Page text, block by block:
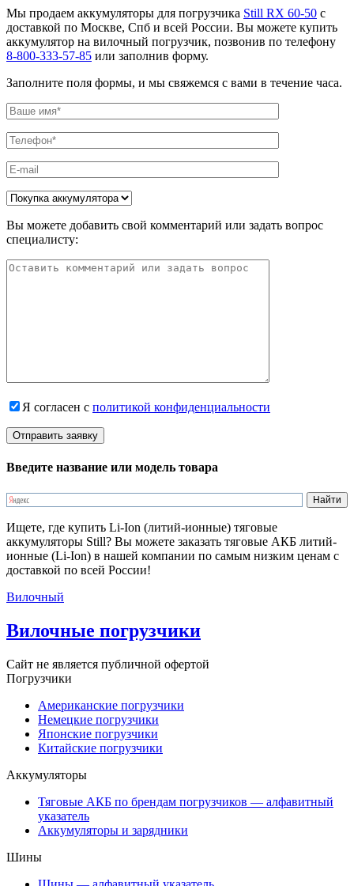
Мы продаем аккумуляторы для погрузчика Still RX 60-50 с
доставкой по Москве, Спб и всей России. Вы можете купить
аккумулятор на вилочный погрузчик, позвонив по телефону
8-800-333-57-85 или заполнив форму.
Заполните поля формы, и мы свяжемся с вами в течение часа.
Вы можете добавить свой комментарий или задать вопрос
специалисту:
Я согласен с политикой конфиденциальности
Введите название или модель товара
Ищете, где купить Li-Ion (литий-ионные) тяговые
аккумуляторы Still? Вы можете заказать тяговые АКБ литий-
ионные (Li-Ion) в нашей компании по самым низким ценам с
доставкой по всей России!
Вилочный
Вилочные погрузчики
Сайт не является публичной офертой
Погрузчики
Американские погрузчики
Немецкие погрузчики
Японские погрузчики
Китайские погрузчики
Аккумуляторы
Тяговые АКБ по брендам погрузчиков — алфавитный
указатель
Аккумуляторы и зарядники
Шины